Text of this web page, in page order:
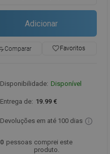
Adicionar
Comparar favorite_borderFavoritos
Disponibilidade: Disponível
Entrega de: 19.99 €
Devoluções em até 100 dias
0 pessoas comprei este
produto.